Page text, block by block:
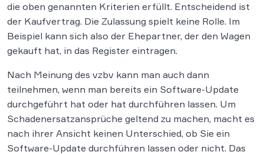
die oben genannten Kriterien erfüllt. Entscheidend ist
der Kaufvertrag. Die Zulassung spielt keine Rolle. Im
Beispiel kann sich also der Ehepartner, der den Wagen
gekauft hat, in das Register eintragen.
Nach Meinung des vzbv kann man auch dann
teilnehmen, wenn man bereits ein Software-Update
durchgeführt hat oder hat durchführen lassen. Um
Schadenersatzansprüche geltend zu machen, macht es
nach ihrer Ansicht keinen Unterschied, ob Sie ein
Software-Update durchführen lassen oder nicht. Das